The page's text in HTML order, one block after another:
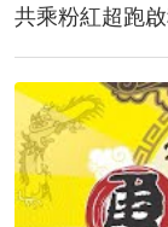
共乘粉紅超跑